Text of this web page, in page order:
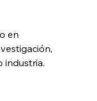
en
industria.